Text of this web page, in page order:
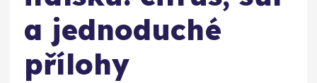
a jednoduché
přílohy